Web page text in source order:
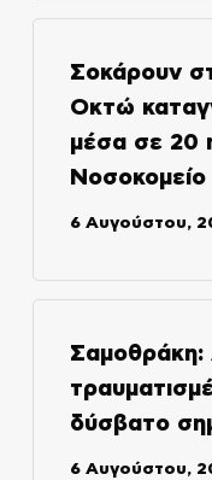
Σοκάρουν
Οκτώ
μέσα σε 20
6 Αυγούστου,
Σαμοθράκη:
δύσβατο
6 Αυγούστου,